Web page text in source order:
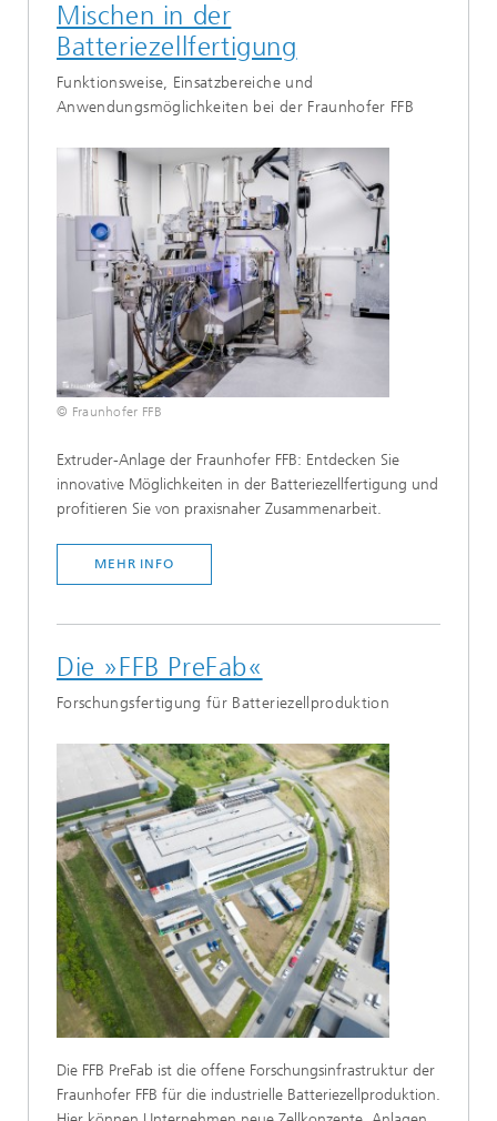
Mischen in der
Batteriezellfertigung
Funktionsweise, Einsatzbereiche und
Anwendungsmöglichkeiten bei der Fraunhofer FFB
© Fraunhofer FFB
Extruder-Anlage der Fraunhofer FFB: Entdecken Sie
innovative Möglichkeiten in der Batteriezellfertigung und
profitieren Sie von praxisnaher Zusammenarbeit.
MEHR INFO
Die »FFB PreFab«
Forschungsfertigung für Batteriezellproduktion
Die FFB PreFab ist die offene Forschungsinfrastruktur der
Fraunhofer FFB für die industrielle Batteriezellproduktion.